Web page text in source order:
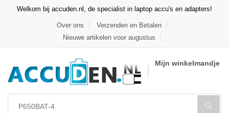
Welkom bij accuden.nl, de specialist in laptop accu's en adapters!
Over ons
Verzenden en Betalen
Nieuwe artikelen voor augustus
Mijn winkelmandje